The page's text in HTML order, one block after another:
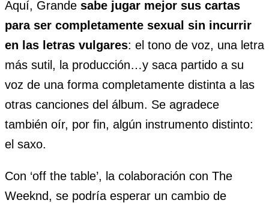
Aquí, Grande sabe jugar mejor sus cartas
para ser completamente sexual sin incurrir
en las letras vulgares: el tono de voz, una letra
más sutil, la producción…y saca partido a su
voz de una forma completamente distinta a las
otras canciones del álbum. Se agradece
también oír, por fin, algún instrumento distinto:
el saxo.
Con ‘off the table’, la colaboración con The
Weeknd, se podría esperar un cambio de